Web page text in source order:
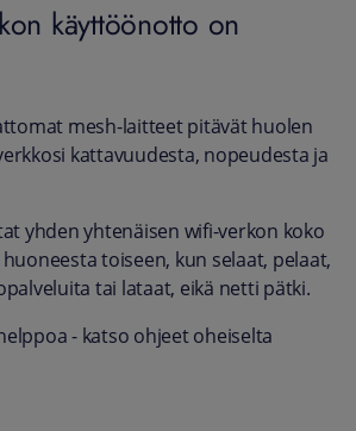
käyttöönotto on
mesh-laitteet pitävät huolen
kattavuudesta, nopeudesta ja
yhden yhtenäisen wifi-verkon koko
toiseen, kun selaat, pelaat,
tai lataat, eikä netti pätki.
- katso ohjeet oheiselta